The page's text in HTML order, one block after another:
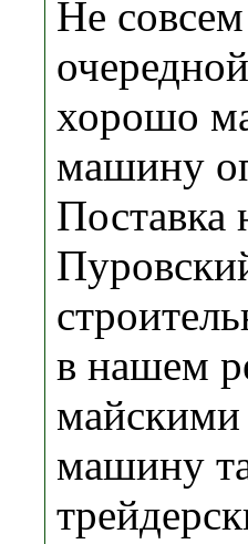
Не
хорошо
машину
Поставка
в нашем
майскими
машину